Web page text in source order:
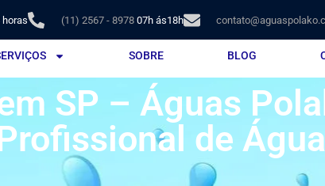
horas (11) 2567 - 8978 07h ás18h
SOBRE BLOG
SP – Águas
de Água